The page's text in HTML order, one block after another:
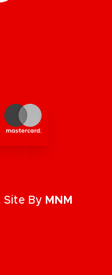
Site By MNM